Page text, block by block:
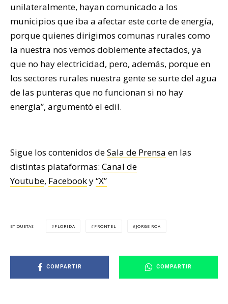
unilateralmente, hayan comunicado a los
municipios que iba a afectar este corte de energía,
porque quienes dirigimos comunas rurales como
la nuestra nos vemos doblemente afectados, ya
que no hay electricidad, pero, además, porque en
los sectores rurales nuestra gente se surte del agua
de las punteras que no funcionan si no hay
energía”, argumentó el edil.
Sigue los contenidos deSala de Prensa en las
distintas plataformas: Canal de
Youtube, Facebooky“X”
ETIQUETAS FLORIDA FRONTEL JORGE ROA
COMPARTIR COMPARTIR